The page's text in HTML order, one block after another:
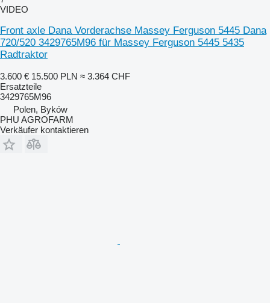
VIDEO
Front axle Dana Vorderachse Massey Ferguson 5445 Dana
720/520 3429765M96 für Massey Ferguson 5445 5435
Radtraktor
3.600 € 15.500 PLN ≈ 3.364 CHF
Ersatzteile
3429765M96
Polen, Byków
PHU AGROFARM
Verkäufer kontaktieren